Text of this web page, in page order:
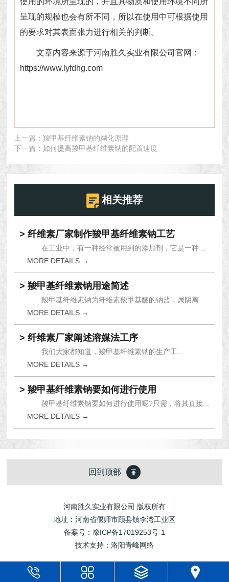
呈现的规模也会有所不同，所以在使用中可根据使用
的要求对其表面张力进行相关的判断。
文章内容来源于河南胜久实业有限公司官网：
https://www.lyfdhg.com
上一篇：羧甲基纤维素钠的糊化原理
下一篇：如何提高羧甲基纤维素钠的配置速度
相关推荐
> 纤维素厂家制作羧甲基纤维素钠工艺
MORE DETAILS →
> 羧甲基纤维素钠用途简述
MORE DETAILS →
> 纤维素厂家阐述溶媒法工序
我们大家都知道，羧甲基纤维素钠的生产工...
MORE DETAILS →
> 羧甲基纤维素钠要如何进行使用
羧甲基纤维素钠要如何进行使用呢?只需，将其直接...
MORE DETAILS →
回到顶部
河南胜久实业有限公司 版权所有
地址：河南省偃师市顾县镇李湾工业区
备案号： 豫ICP备17019253号-1
技术支持： 洛阳青峰网络